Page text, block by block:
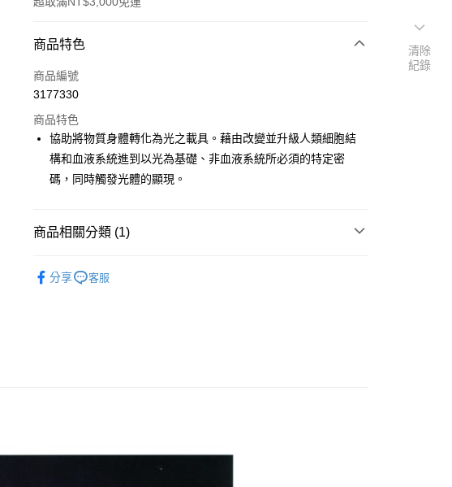
付款方式
信用卡一次付款
LINE Pay
Apple Pay
悠遊付
商品特色
商品編號
3177330
商品特色
協助將物質身體轉化為光之載具。藉由改變並升級人類細胞結
構和血液系統進到以光為基礎、非血液系統所必須的特定密
碼，同時觸發光體的顯現。
商品相關分類 (1)
分享
客服
清除
紀錄